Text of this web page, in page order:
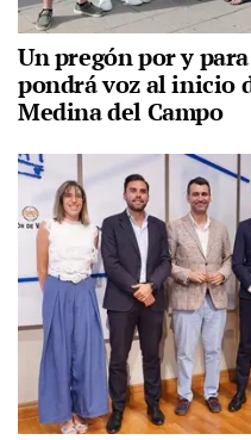
Un pregón por y
pondrá voz al inicio
Medina del Campo